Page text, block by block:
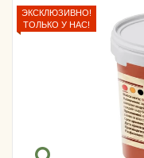
ЭКСКЛЮЗИВНО!
ТОЛЬКО У НАС!